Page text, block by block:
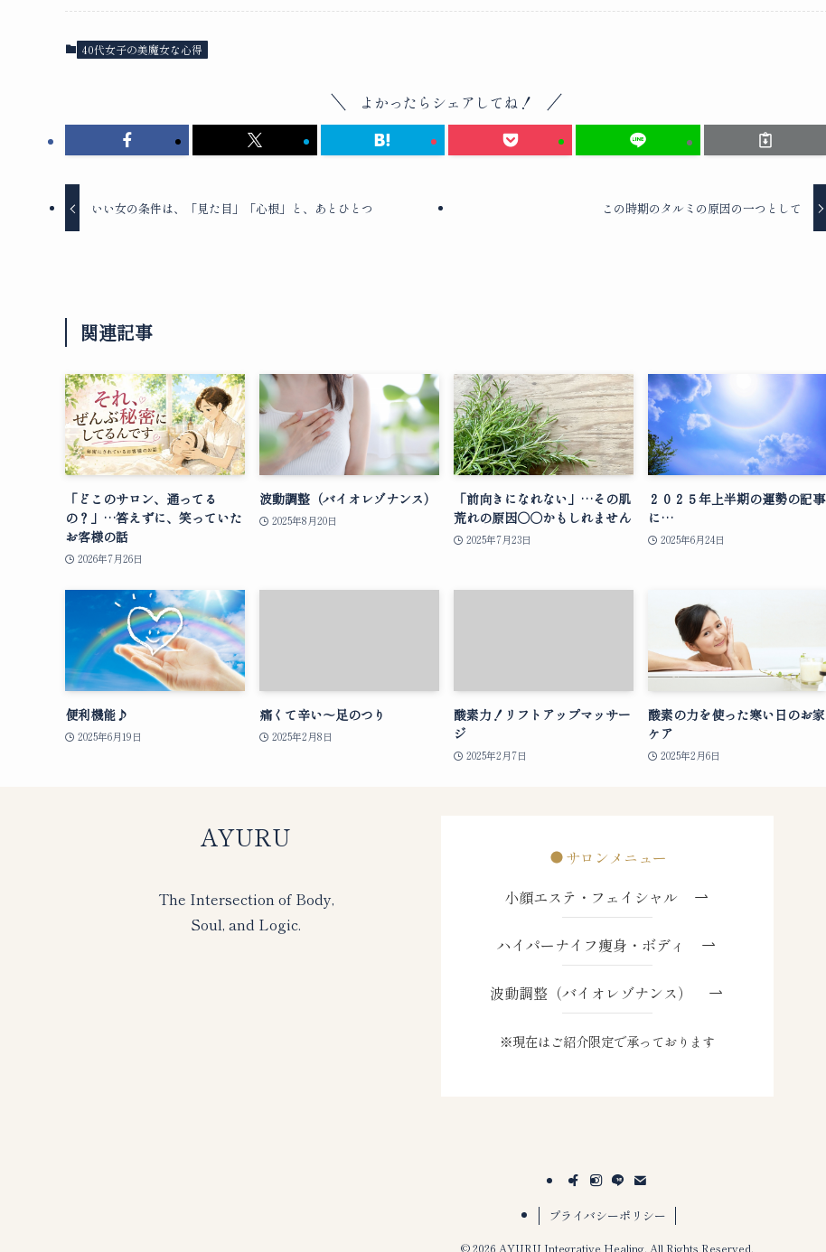
40代女子の美魔女な心得
よかったらシェアしてね！
いい女の条件は、「見た目」「心根」と、あとひとつ この時期のタルミの原因の一つとして
関連記事
「どこのサロン、通ってる
の？」…答えずに、笑っていた
お客様の話
2026年7月26日
波動調整（バイオレゾナンス）
2025年8月20日
「前向きになれない」…その肌
荒れの原因○○かもしれません
2025年7月23日
２０２５年上半期の運勢の記事
に…
2025年6月24日
便利機能♪
2025年6月19日
痛くて辛い〜足のつり
2025年2月8日
酸素力！リフトアップマッサー
ジ
2025年2月7日
酸素の力を使った寒い日のお家
ケア
2025年2月6日
AYURU
The Intersection of Body,
Soul, and Logic.
サロンメニュー
小顔エステ・フェイシャル
ハイパーナイフ痩身・ボディ
波動調整（バイオレゾナンス）
※現在はご紹介限定で承っております
プライバシーポリシー
©2026 AYURU Integrative Healing. All Rights Reserved.